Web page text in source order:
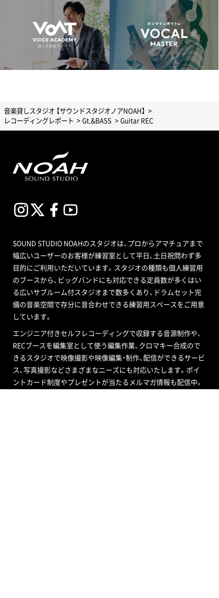
音楽貸しスタジオ 【サウンドスタジオノアNOAH】
レコーディングレポート
Gt.&BASS Guitar REC
SOUND STUDIO NOAHのスタジオは、プロからアマチュアまで
幅広いユーザーのお客様が練習室として平日、土日祝問わず多
目的にご利用いただいています。スタジオの種類も個人練習用
のブースから、ビッグバンドにも対応できる定員数が多くはい
る広いサブルーム付スタジオまで数多くあり、ドラムセット完
備の音楽空間で存分に音合わせできる練習用スペースをご用意
しています。
エンジニア付きセルフレコーディングで収録する音源制作や、
RECブースを編集室として使う編集作業、クロマキー合成ので
きるスタジオで映像撮影や映像編集・制作、配信ができるサービ
ス、写真撮影などさまざまなニーズにも対応いたします。ポイ
ントカード制度やプレゼントが当たるメルマガ情報も配信中。